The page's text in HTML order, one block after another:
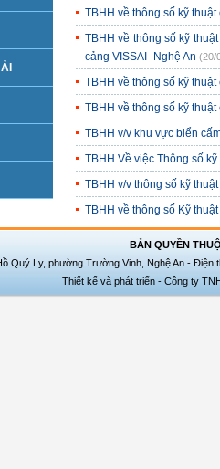
TBHH về thông số kỹ
TBHH về thông số kỹ
cảng VISSAI- Nghệ An (20/
TBHH về thông số kỹ
TBHH về thông số kỹ
TBHH v/v khu vực biển
TBHH Về việc Thông số
TBHH v/v thông số kỹ
TBHH về thông số Kỹ
BẢN QUYỀN
Quý Ly, phường Trường Vinh, Nghệ An - Điện
Thiết kế và phát triển - Công ty